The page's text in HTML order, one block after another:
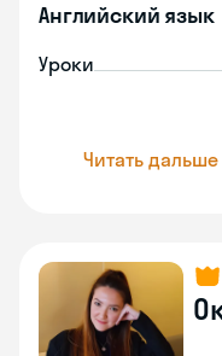
Английский язык
Уроки
Читать дальше